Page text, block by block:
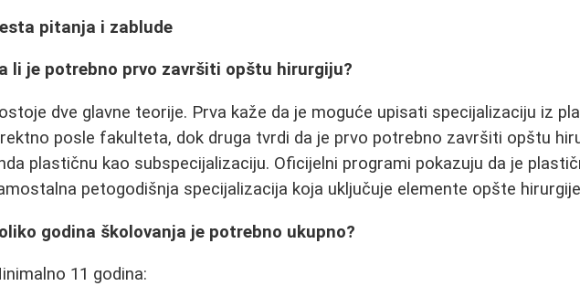
pitanja i zablude
li je potrebno prvo završiti opštu hirurgiju?
dve glavne teorije. Prva kaže da je moguće upisati specijalizaciju iz
posle fakulteta, dok druga tvrdi da je prvo potrebno završiti opštu
plastičnu kao subspecijalizaciju. Oficijelni programi pokazuju da je
petogodišnja specijalizacija koja uključuje elemente opšte
godina školovanja je potrebno ukupno?
11 godina: